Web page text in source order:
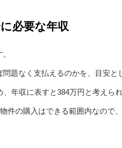
必要な年収
題なく支払えるのかを、目安と
年収に表すと384万円と考えられ
件の購入はできる範囲内なので